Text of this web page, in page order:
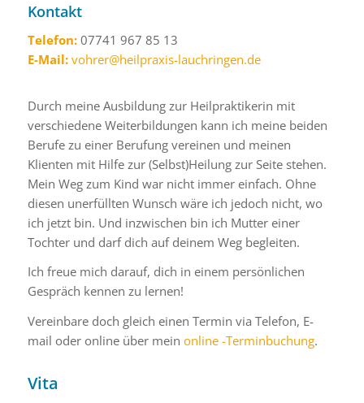
Kontakt
Telefon:07741 967 85 13
E-Mail: vohrer@heilpraxis-lauchringen.de
Durch meine Ausbildung zur Heilpraktikerin mit
verschiedene Weiterbildungen kann ich meine beiden
Berufe zu einer Berufung vereinen und meinen
Klienten mit Hilfe zur (Selbst)Heilung zur Seite stehen.
Mein Weg zum Kind war nicht immer einfach. Ohne
diesen unerfüllten Wunsch wäre ich jedoch nicht, wo
ich jetzt bin. Und inzwischen bin ich Mutter einer
Tochter und darf dich auf deinem Weg begleiten.
Ich freue mich darauf, dich in einem persönlichen
Gespräch kennen zu lernen!
Vereinbare doch gleich einen Termin via Telefon, E-
mail oder online über mein online -Terminbuchung.
Vita